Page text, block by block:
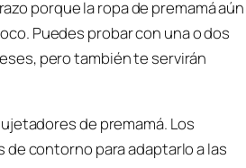
porque la ropa de premamá aún
Puedes probar con una o dos
pero también te servirán
de premamá. Los
contorno para adaptarlo a las